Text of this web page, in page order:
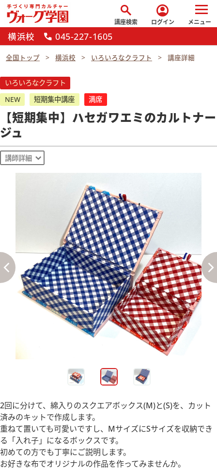
search
講座検索
account_circle
ログイン メニュー
横浜校 call 045-227-1605
全国トップ 横浜校 いろいろなクラフト 講座詳細
いろいろなクラフト
NEW
短期集中講座 満席
【短期集中】ハセガワエミのカルトナー
ジュ
講師詳細
2回に分けて、綿入りのスクエアボックス(M)と(S)を、カット
済みのキットで作成します。
重ねて置いても可愛いですし、MサイズにSサイズを収納でき
る「入れ子」になるボックスです。
初めての方でも丁寧にご説明します。
お好きな布でオリジナルの作品を作ってみませんか。